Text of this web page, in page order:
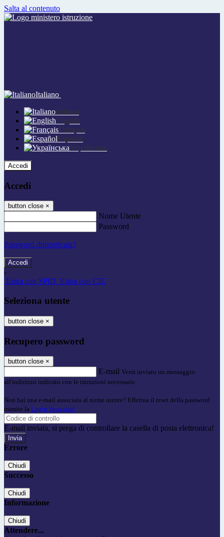
Salta al contenuto
Italiano
Italiano
English
Français
Español
Українська
Accedi
Accedi
button close ×
Nome Utente
Password
Password dimenticata?
-
Entra con SPID Entra con CIE
Seleziona utente
button close ×
Recupero password
button close ×
E-mail Verrà inviato un messaggio
all'indirizzo indicato con le istruzioni necessarie.
Non hai una e-mail associata al nome utente? Effettua il reset della password
tramite la Login Spaggiari
E-mail inviata, si prega di controllare la casella di posta elettronica!
Errore
Chiudi
Successo
Chiudi
Informazione
Chiudi
Attendere...